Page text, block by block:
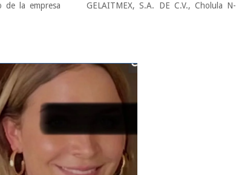
de la empresa GELAITMEX, S.A. DE C.V., Cholula N-